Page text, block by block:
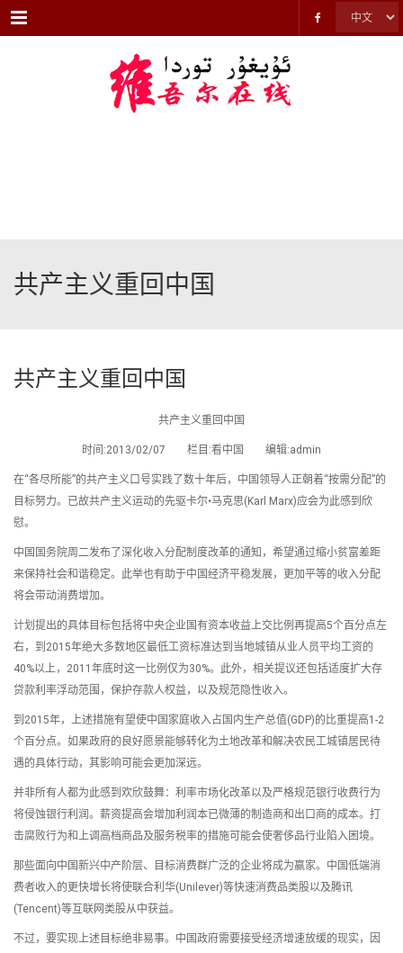
Menu
共产主义重回中国
共产主义重回中国
共产主义重回中国
时间:2013/02/07 栏目:看中国 编辑:admin
在“各尽所能”的共产主义口号实践了数十年后，中国领导人正朝着“按需分配”的
目标努力。已故共产主义运动的先驱卡尔•马克思(Karl Marx)应会为此感到欣
慰。
中国国务院周二发布了深化收入分配制度改革的通知，希望通过缩小贫富差距
来保持社会和谐稳定。此举也有助于中国经济平稳发展，更加平等的收入分配
将会带动消费增加。
计划提出的具体目标包括将中央企业国有资本收益上交比例再提高5个百分点左
右，到2015年绝大多数地区最低工资标准达到当地城镇从业人员平均工资的
40%以上，2011年底时这一比例仅为30%。此外，相关提议还包括适度扩大存
贷款利率浮动范围，保护存款人权益，以及规范隐性收入。
到2015年，上述措施有望使中国家庭收入占国内生产总值(GDP)的比重提高1-2
个百分点。如果政府的良好愿景能够转化为土地改革和解决农民工城镇居民待
遇的具体行动，其影响可能会更加深远。
并非所有人都为此感到欢欣鼓舞：利率市场化改革以及严格规范银行收费行为
将侵蚀银行利润。薪资提高会增加利润本已微薄的制造商和出口商的成本。打
击腐败行为和上调高档商品及服务税率的措施可能会使奢侈品行业陷入困境。
那些面向中国新兴中产阶层、目标消费群广泛的企业将成为赢家。中国低端消
费者收入的更快增长将使联合利华(Unilever)等快速消费品类股以及腾讯
(Tencent)等互联网类股从中获益。
不过，要实现上述目标绝非易事。中国政府需要接受经济增速放缓的现实，因